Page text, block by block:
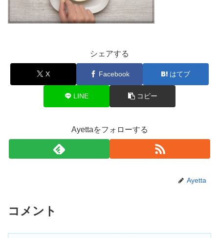
シェアする
X Facebook はてブ
LINE コピー
Ayettaをフォローする
Ayetta
コメント